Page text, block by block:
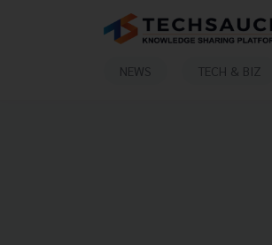
NEWS TECH & BIZ